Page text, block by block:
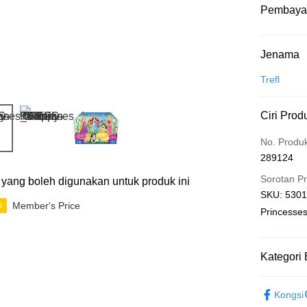
boleh digunakan untuk produk ini
Member's Price
Kaedah
Kad Kredit
Deskripsi
Leong
Touch 'n
GrabPay
Rumah
Kedai
Jenama
Trefl
Ciri
No.
289124
Sorotan
SKU:
Princesses
Kategori
Kongsi